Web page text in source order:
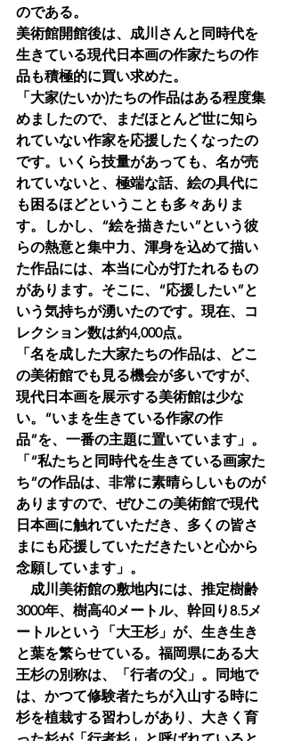
のである。
美術館開館後は、成川さんと同時代を
生きている現代日本画の作家たちの作
品も積極的に買い求めた。
「大家(たいか)たちの作品はある程度集
めましたので、まだほとんど世に知ら
れていない作家を応援したくなったの
です。いくら技量があっても、名が売
れていないと、極端な話、絵の具代に
も困るほどということも多々ありま
す。しかし、“絵を描きたい”という彼
らの熱意と集中力、渾身を込めて描い
た作品には、本当に心が打たれるもの
があります。そこに、“応援したい”と
いう気持ちが湧いたのです。現在、コ
レクション数は約4,000点。
「名を成した大家たちの作品は、どこ
の美術館でも見る機会が多いですが、
現代日本画を展示する美術館は少な
い。“いまを生きている作家の作
品”を、一番の主題に置いています」。
「“私たちと同時代を生きている画家た
ち”の作品は、非常に素晴らしいものが
ありますので、ぜひこの美術館で現代
日本画に触れていただき、多くの皆さ
まにも応援していただきたいと心から
念願しています」。
成川美術館の敷地内には、推定樹齢
3000年、樹高40メートル、幹回り8.5メ
ートルという「大王杉」が、生き生き
と葉を繁らせている。福岡県にある大
王杉の別称は、「行者の父」。同地で
は、かつて修験者たちが入山する時に
杉を植栽する習わしがあり、大きく育